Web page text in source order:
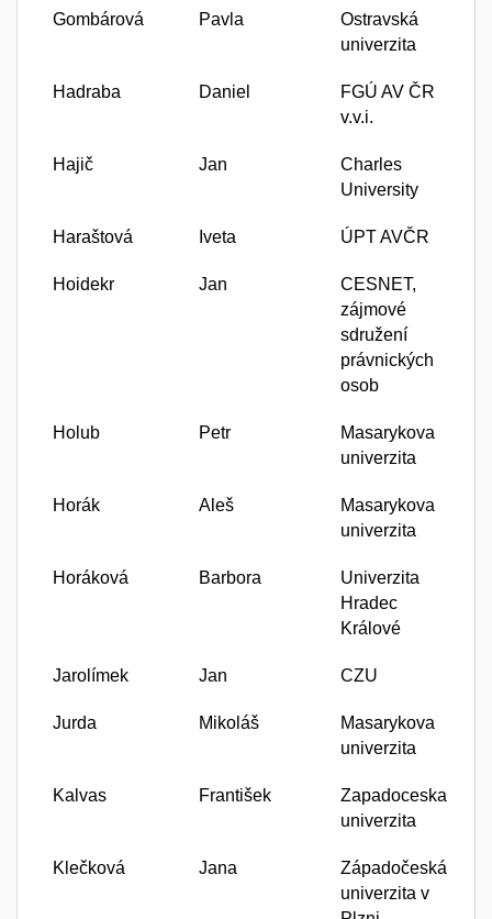
Gombárová Pavla
Ostravská
univerzita
Hadraba Daniel
FGÚ AV ČR
v.v.i.
Hajič Jan
Charles
University
Haraštová Iveta ÚPT AVČR
Hoidekr Jan
CESNET,
zájmové
sdružení
právnických
osob
Holub Petr
Masarykova
univerzita
Horák Aleš
Masarykova
univerzita
Horáková Barbora
Univerzita
Hradec
Králové
Jarolímek Jan CZU
Jurda Mikoláš
Masarykova
univerzita
Kalvas František
Zapadoceska
univerzita
Klečková Jana
Západočeská
univerzita v